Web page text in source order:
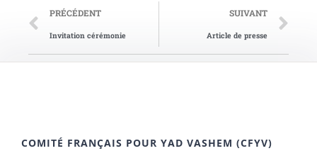
PRÉCÉDENT
Invitation cérémonie
SUIVANT
Article de presse
COMITÉ FRANÇAIS POUR YAD VASHEM (CFYV)